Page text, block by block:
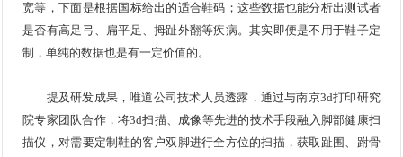
宽等，下面是根据国标给出的适合鞋码；这些数据也能分析出测试者
是否有高足弓、扁平足、拇趾外翻等疾病。其实即便是不用于鞋子定
制，单纯的数据也是有一定价值的。
提及研发成果，唯道公司技术人员透露，通过与南京3d打印研究
院专家团队合作，将3d扫描、成像等先进的技术手段融入脚部健康扫
描仪，对需要定制鞋的客户双脚进行全方位的扫描，获取趾围、跗骨